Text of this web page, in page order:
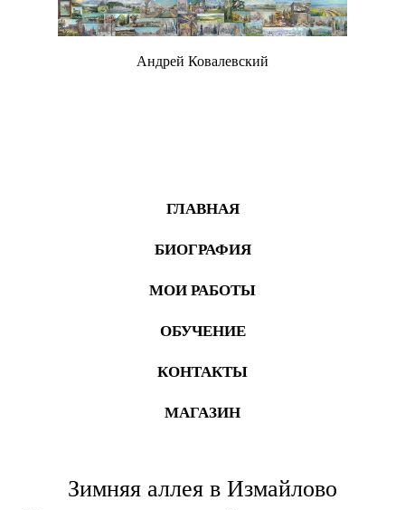
Андрей Ковалевский
ГЛАВНАЯ
БИОГРАФИЯ
МОИ РАБОТЫ
ОБУЧЕНИЕ
КОНТАКТЫ
МАГАЗИН
Зимняя аллея в Измайлово